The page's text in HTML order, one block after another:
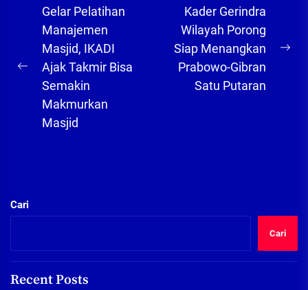
Navigasi
pos
Previous
post:
Gelar Pelatihan
Manajemen
Masjid, IKADI
Ajak Takmir Bisa
Semakin
Makmurkan
Masjid
Kader Gerindra
Wilayah Porong
Siap Menangkan
Prabowo-Gibran
Satu Putaran
Cari
Cari
Recent Posts